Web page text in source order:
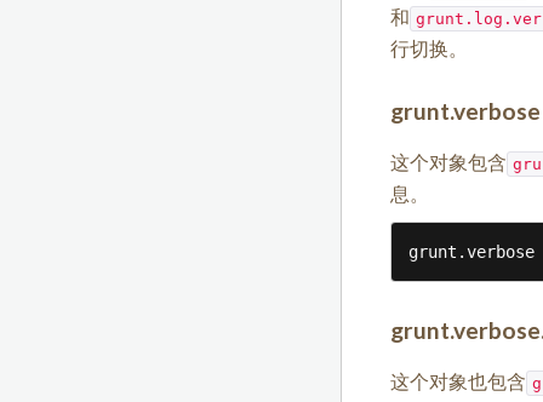
和
行切换。
这个对象包含
息。
grunt.verbose
这个对象也包含